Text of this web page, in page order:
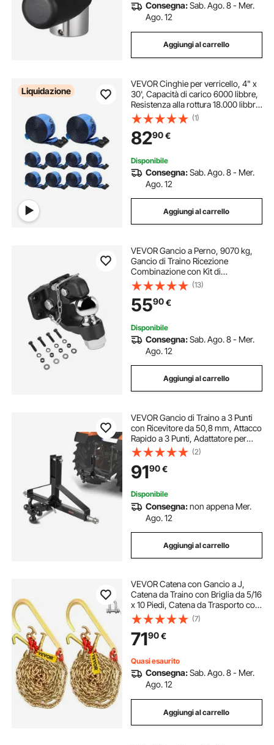
Consegna:Sab. Ago. 8 - Mer.
Ago. 12
Aggiungi al carrello
Liquidazione
VEVOR Cinghie per verricello, 4" x
30', Capacità di carico 6000 libbre,
Resistenza alla rottura 18.000 libbre,
Cinghie per camion con gancio
piatto, blu (confezione da 10)
(1)
8290€
Disponibile
Consegna:Sab. Ago. 8 - Mer.
Ago. 12
Aggiungi al carrello
VEVOR Gancio a Perno, 9070 kg,
Gancio di Traino Ricezione
Combinazione con Kit di
Montaggio Sfera di Traino 50,8-
7,93 mm, per Anello a Lunetta 6,35-
7,62 cm, Adesivi Fosforescenti,
Verniciatura Nera
(13)
5590€
Disponibile
Consegna:Sab. Ago. 8 - Mer.
Ago. 12
Aggiungi al carrello
VEVOR Gancio di Traino a 3 Punti
con Ricevitore da 50,8 mm, Attacco
Rapido a 3 Punti, Adattatore per
Barra di Traino per Trattori per
Impieghi Gravosi, Acciaio al
Carbonio Colore Nero
(2)
9190€
Disponibile
Consegna:non appena Mer.
Ago. 12
Aggiungi al carrello
VEVOR Catena con Gancio a J,
Catena da Traino con Briglia da 5/16
x 10 Piedi, Catena da Trasporto con
Briglia G80, Catena in Acciaio
Legato con 2 Ganci a J G70, Ganci
di Traino
(7)
7190€
Quasi esaurito
Consegna:Sab. Ago. 8 - Mer.
Ago. 12
Aggiungi al carrello